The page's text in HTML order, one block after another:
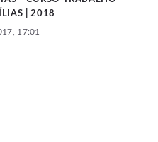
| 2018
17:01